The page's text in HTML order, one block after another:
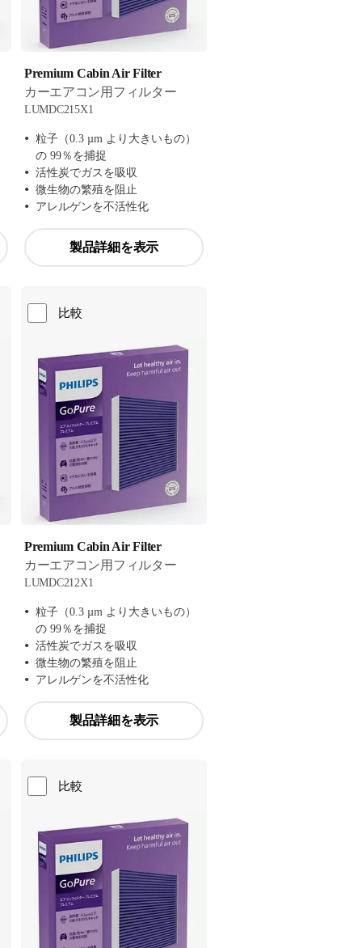
Premium Cabin Air Filter
カーエアコン用フィルター
LUMDC215X1
粒子（0.3 µm より大きいもの）
の 99％を捕捉
活性炭でガスを吸収
微生物の繁殖を阻止
アレルゲンを不活性化
製品詳細を表示
比較
Premium Cabin Air Filter
カーエアコン用フィルター
LUMDC212X1
粒子（0.3 µm より大きいもの）
の 99％を捕捉
活性炭でガスを吸収
微生物の繁殖を阻止
アレルゲンを不活性化
製品詳細を表示
比較